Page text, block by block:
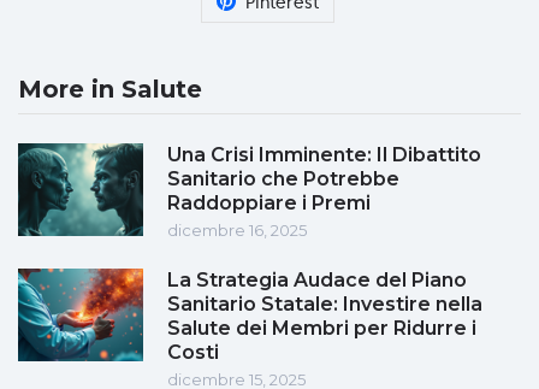
More in Salute
Una Crisi Imminente: Il Dibattito
Sanitario che Potrebbe
Raddoppiare i Premi
dicembre 16, 2025
La Strategia Audace del Piano
Sanitario Statale: Investire nella
Salute dei Membri per Ridurre i
Costi
dicembre 15, 2025